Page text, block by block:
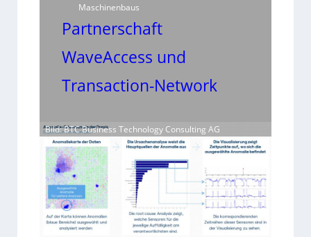
Maschinenbaus
Partnerschaft
WaveAccess und
Transaction-Network
Bild: BTC Business Technology Consulting AG